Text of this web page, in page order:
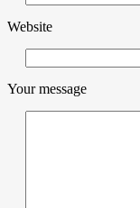
Website
Your message